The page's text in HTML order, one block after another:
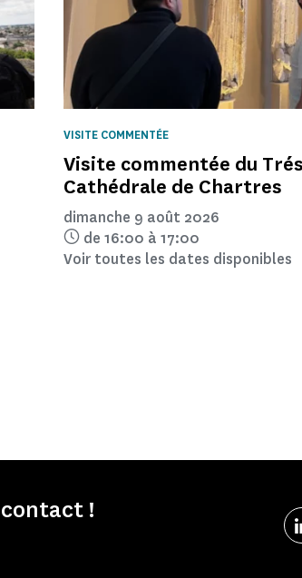
Visite commentée du
Cathédrale de Chartres
VISITE COMMENTÉE
dimanche 9 août 2026
de 16:00 à 17:00
Voir toutes les dates disponibles
!